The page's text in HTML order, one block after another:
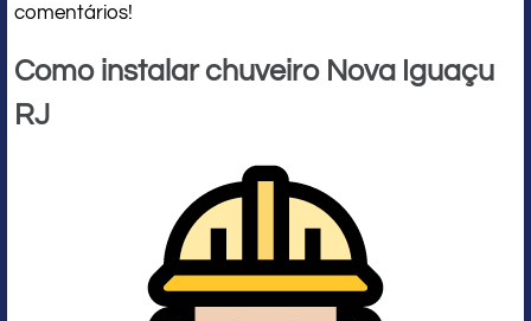
comentários!
Como instalar chuveiro Nova Iguaçu
RJ